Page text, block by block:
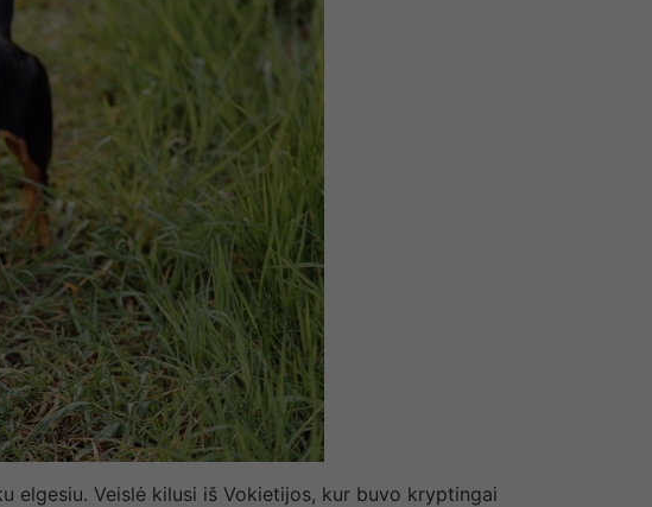
elgesiu. Veislė kilusi iš Vokietijos, kur buvo kryptingai